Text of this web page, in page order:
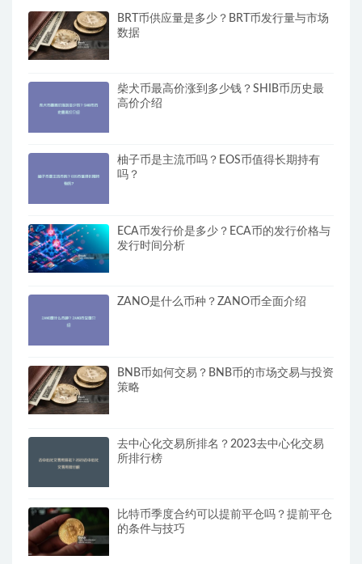
BRT币供应量是多少？BRT币发行量与市场
数据
柴犬币最高价涨到多少钱？SHIB币历史最
高价介绍
柚子币是主流币吗？EOS币值得长期持有
吗？
ECA币发行价是多少？ECA币的发行价格与
发行时间分析
ZANO是什么币种？ZANO币全面介绍
BNB币如何交易？BNB币的市场交易与投资
策略
去中心化交易所排名？2023去中心化交易
所排行榜
比特币季度合约可以提前平仓吗？提前平仓
的条件与技巧